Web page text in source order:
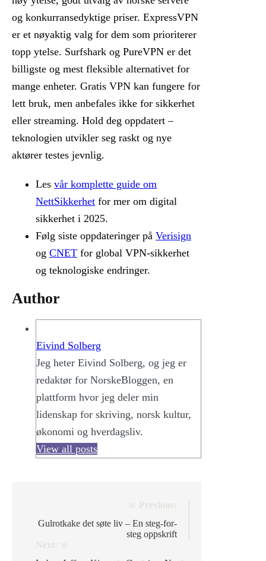
og konkurransedyktige priser. ExpressVPN
er et nøyaktig valg for dem som prioriterer
topp ytelse. Surfshark og PureVPN er det
billigste og mest fleksible alternativet for
mange enheter. Gratis VPN kan fungere for
lett bruk, men anbefales ikke for sikkerhet
eller streaming. Hold deg oppdatert –
teknologien utvikler seg raskt og nye
aktører testes jevnlig.
Les vår komplette guide om
NettSikkerhet for mer om digital
sikkerhet i 2025.
Følg siste oppdateringer på Verisign
og CNET for global VPN-sikkerhet
og teknologiske endringer.
Author
Eivind Solberg
Jeg heter Eivind Solberg, og jeg er
redaktør for NorskeBloggen, en
plattform hvor jeg deler min
lidenskap for skriving, norsk kultur,
økonomi og hverdagsliv.
View all posts
navigation
Previous:
Gulrotkake det søte liv – En steg-for-
steg oppskrift
Next: